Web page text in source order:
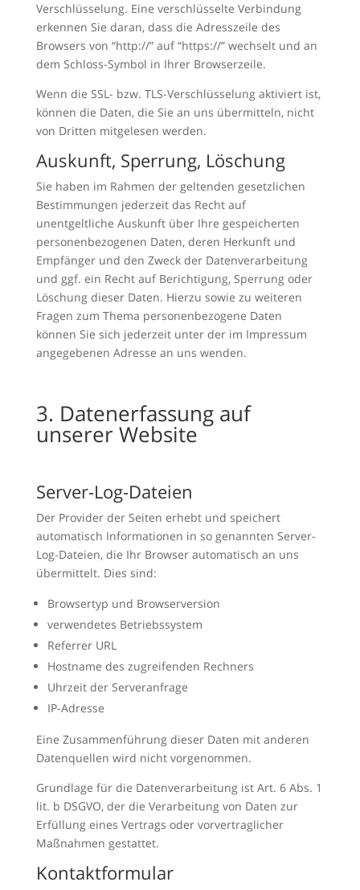
Verschlüsselung. Eine verschlüsselte Verbindung
erkennen Sie daran, dass die Adresszeile des
Browsers von “http://” auf “https://” wechselt und an
dem Schloss-Symbol in Ihrer Browserzeile.
Wenn die SSL- bzw. TLS-Verschlüsselung aktiviert ist,
können die Daten, die Sie an uns übermitteln, nicht
von Dritten mitgelesen werden.
Auskunft, Sperrung, Löschung
Sie haben im Rahmen der geltenden gesetzlichen
Bestimmungen jederzeit das Recht auf
unentgeltliche Auskunft über Ihre gespeicherten
personenbezogenen Daten, deren Herkunft und
Empfänger und den Zweck der Datenverarbeitung
und ggf. ein Recht auf Berichtigung, Sperrung oder
Löschung dieser Daten. Hierzu sowie zu weiteren
Fragen zum Thema personenbezogene Daten
können Sie sich jederzeit unter der im Impressum
angegebenen Adresse an uns wenden.
3. Datenerfassung auf
unserer Website
Server-Log-Dateien
Der Provider der Seiten erhebt und speichert
automatisch Informationen in so genannten Server-
Log-Dateien, die Ihr Browser automatisch an uns
übermittelt. Dies sind:
Browsertyp und Browserversion
verwendetes Betriebssystem
Referrer URL
Hostname des zugreifenden Rechners
Uhrzeit der Serveranfrage
IP-Adresse
Eine Zusammenführung dieser Daten mit anderen
Datenquellen wird nicht vorgenommen.
Grundlage für die Datenverarbeitung ist Art. 6 Abs. 1
lit. b DSGVO, der die Verarbeitung von Daten zur
Erfüllung eines Vertrags oder vorvertraglicher
Maßnahmen gestattet.
Kontaktformular